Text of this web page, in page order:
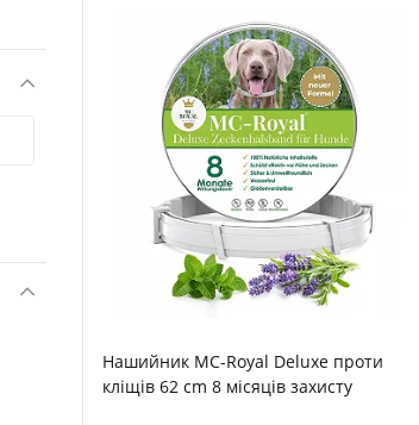
Нашийник MC-Royal Deluxe проти
кліщів 62 cm 8 місяців захисту